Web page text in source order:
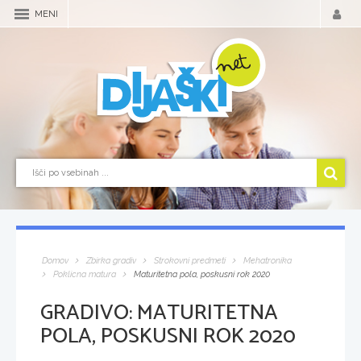
MENI
Domov Zbirka gradiv Strokovni predmeti
Mehatronika
Poklicna matura
Maturitetna pola, poskusni rok 2020
GRADIVO:MATURITETNA
POLA, POSKUSNI ROK 2020